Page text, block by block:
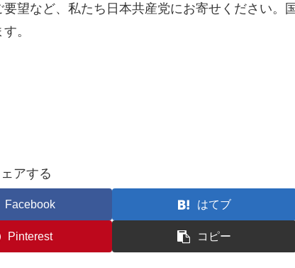
望など、私たち日本共産党にお寄せください。国
。
アする
Facebook はてブ
Pinterest コピー